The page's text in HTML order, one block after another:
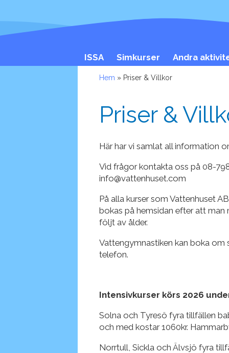
ISSA Simkurser Andra
Hem » Priser & Villkor
Priser &
Här har vi samlat all information
Vid frågor kontakta oss på 08-
info@vattenhuset.com
På alla kurser som Vattenhuset
bokas på hemsidan efter att man
följt av ålder.
Vattengymnastiken kan boka om
telefon.
Intensivkurser körs 2026
Solna och Tyresö fyra tillfällen
och med kostar 1060kr.
Norrtull, Sickla och Älvsjö fyra